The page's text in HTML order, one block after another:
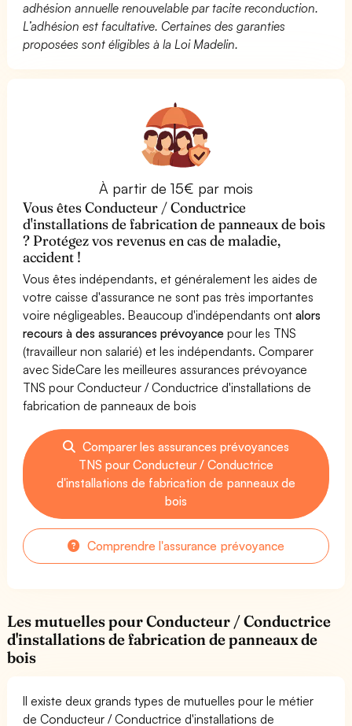
adhésion annuelle renouvelable par tacite reconduction.
L’adhésion est facultative. Certaines des garanties
proposées sont éligibles à la Loi Madelin.
À partir de 15€ par mois
Vous êtes Conducteur / Conductrice
d'installations de fabrication de panneaux de bois
? Protégez vos revenus en cas de maladie,
accident !
Vous êtes indépendants, et généralement les aides de
votre caisse d'assurance ne sont pas très importantes
voire négligeables. Beaucoup d'indépendants ontalors
recours à des assurances prévoyance pour les TNS
(travailleur non salarié) et les indépendants. Comparer
avec SideCare les meilleures assurances prévoyance
TNS pour Conducteur / Conductrice d'installations de
fabrication de panneaux de bois
Comparer les assurances prévoyances
TNS pour Conducteur / Conductrice
d'installations de fabrication de panneaux de
bois
Comprendre l'assurance prévoyance
Les mutuelles pour Conducteur / Conductrice
d'installations de fabrication de panneaux de
bois
Il existe deux grands types de mutuelles pour le métier
de Conducteur / Conductrice d'installations de